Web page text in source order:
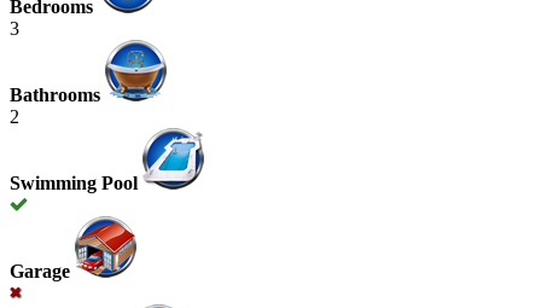
Bedrooms
3
Bathrooms
2
Swimming Pool
Garage